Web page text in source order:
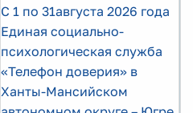
С 1 по 31августа 2026 года
Единая социально-
психологическая служба
«Телефон доверия» в
Ханты-Мансийском